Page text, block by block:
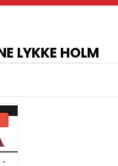
LYKKE HOLM